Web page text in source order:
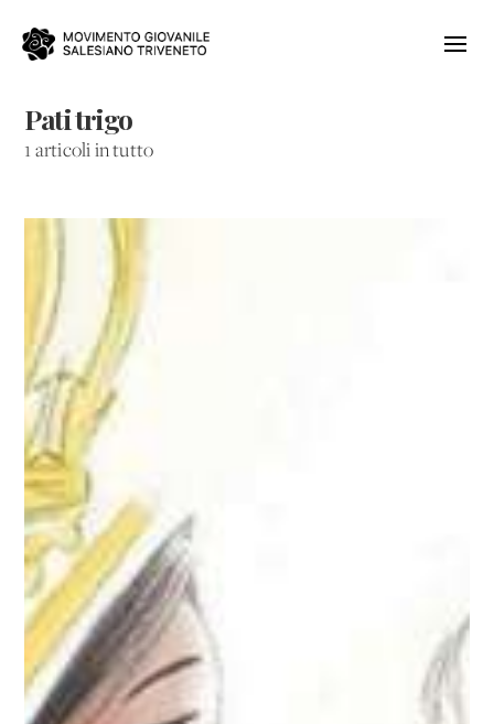
Pati trigo
1 articoli in tutto